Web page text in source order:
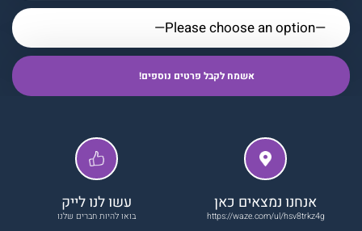
אנחנו נמצאים כאן
https://waze.com/ul/hsv8trkz4g
עשו לנו לייק
בואו להיות חברים שלנו